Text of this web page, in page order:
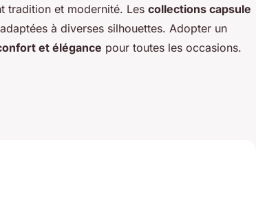
tradition et modernité. Les collections capsule
à diverses silhouettes. Adopter un
et élégance pour toutes les occasions.